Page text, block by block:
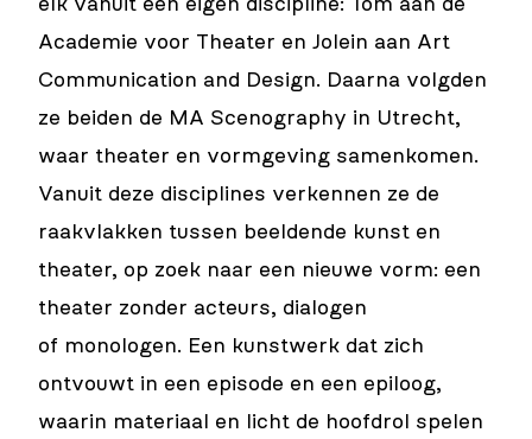
elk vanuit een eigen discipline: Tom aan de
Academie voor Theater en Jolein aan Art
Communication and Design. Daarna volgden
ze beiden de MA Scenography in Utrecht,
waar theater en vormgeving samenkomen.
Vanuit deze disciplines verkennen ze de
raakvlakken tussen beeldende kunst en
theater, op zoek naar een nieuwe vorm: een
theater zonder acteurs, dialogen
of monologen. Een kunstwerk dat zich
ontvouwt in een episode en een epiloog,
waarin materiaal en licht de hoofdrol spelen